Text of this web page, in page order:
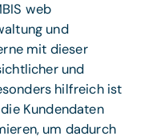
web
und
mit dieser
und
hilfreich ist
Kundendaten
um dadurch